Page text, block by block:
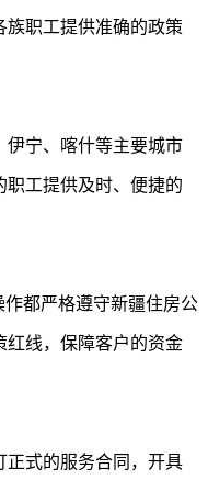
职工提供准确的政策
伊宁、喀什等主要城市
职工提供及时、便捷的
都严格遵守新疆住房公
红线，保障客户的资金
正式的服务合同，开具